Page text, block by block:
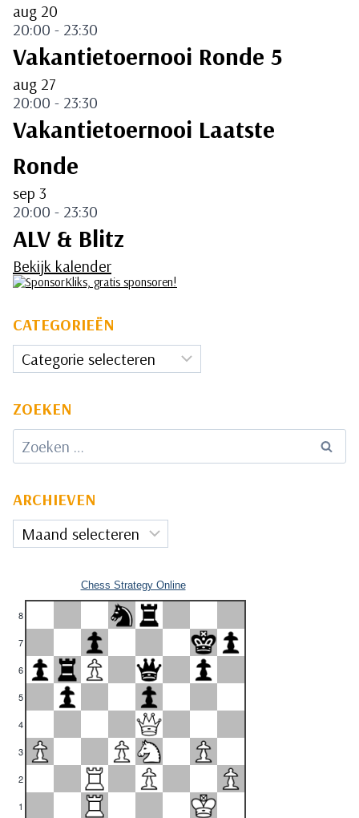
aug 20
20:00 - 23:30
Vakantietoernooi Ronde 5
aug 27
20:00 - 23:30
Vakantietoernooi Laatste
Ronde
sep 3
20:00 - 23:30
ALV & Blitz
Bekijk kalender
CATEGORIEËN
Categorieën
ZOEKEN
Zoeken
naar:
ARCHIEVEN
Archieven